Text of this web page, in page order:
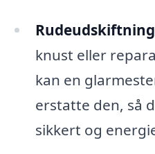
knust eller
kan en
erstatte den, så
sikkert og